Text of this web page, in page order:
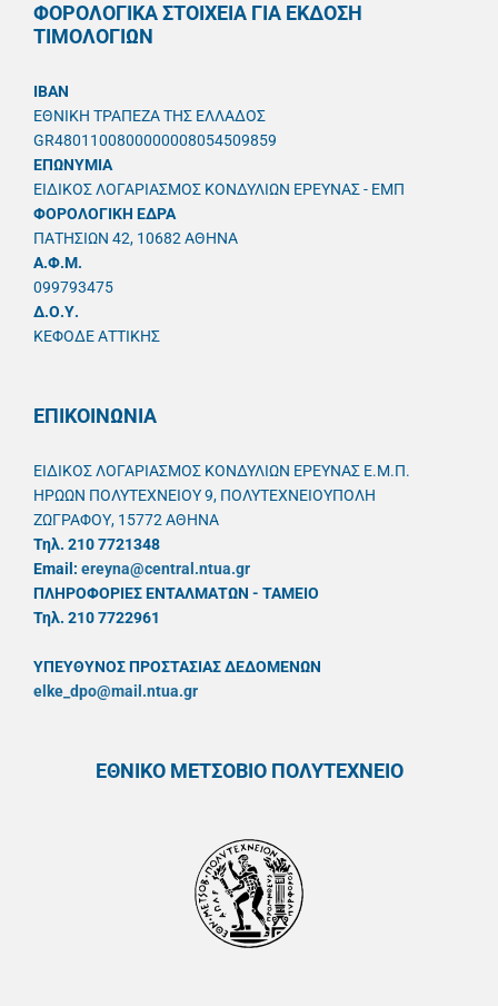
ΦΟΡΟΛΟΓΙΚΑ ΣΤΟΙΧΕΙΑ ΓΙΑ ΕΚΔΟΣΗ
ΤΙΜΟΛΟΓΙΩΝ
IBAN
ΕΘΝΙΚΗ ΤΡΑΠΕΖΑ ΤΗΣ ΕΛΛΑΔΟΣ
GR4801100800000008054509859
ΕΠΩΝΥΜΙΑ
ΕΙΔΙΚΟΣ ΛΟΓΑΡΙΑΣΜΟΣ ΚΟΝΔΥΛΙΩΝ ΕΡΕΥΝΑΣ - ΕΜΠ
ΦΟΡΟΛΟΓΙΚΗ ΕΔΡΑ
ΠΑΤΗΣΙΩΝ 42, 10682 ΑΘΗΝΑ
A.Φ.Μ.
099793475
Δ.Ο.Υ.
ΚΕΦΟΔΕ ΑΤΤΙΚΗΣ
ΕΠΙΚΟΙΝΩΝΙΑ
ΕΙΔΙΚΟΣ ΛΟΓΑΡΙΑΣΜΟΣ ΚΟΝΔΥΛΙΩΝ ΕΡΕΥΝΑΣ Ε.Μ.Π.
ΗΡΩΩΝ ΠΟΛΥΤΕΧΝΕΙΟΥ 9, ΠΟΛΥΤΕΧΝΕΙΟΥΠΟΛΗ
ΖΩΓΡΑΦΟΥ, 15772 ΑΘΗΝΑ
Τηλ. 210 7721348
Email: ereyna@central.ntua.gr
ΠΛΗΡΟΦΟΡΙΕΣ ΕΝΤΑΛΜΑΤΩΝ - ΤΑΜΕΙΟ
Τηλ. 210 7722961
ΥΠΕΥΘYΝΟΣ ΠΡΟΣΤΑΣΙΑΣ ΔΕΔΟΜΕΝΩΝ
elke_dpo@mail.ntua.gr
ΕΘΝΙΚΟ ΜΕΤΣΟΒΙΟ ΠΟΛΥΤΕΧΝΕΙΟ